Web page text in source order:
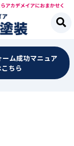
アカデメイアにおまかせく
ム成功マニュア
ちら